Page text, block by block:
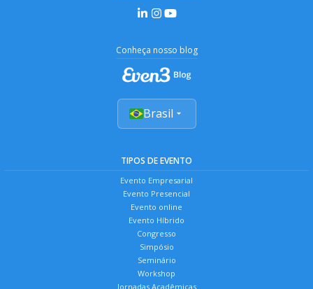
Conheça nosso blog
Brasil
TIPOS DE EVENTO
Evento Empresarial
Evento Presencial
Evento online
Evento Híbrido
Congresso
Simpósio
Seminário
Workshop
Jornadas Acadêmicas